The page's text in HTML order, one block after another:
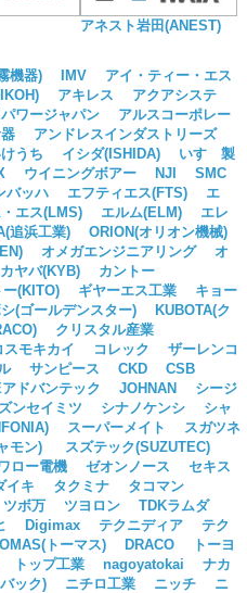
アネスト岩田(ANEST)
機器) IMV
アイ・ティー・エス
アキレス
アクアシステ
ワージャパン
アルスコーポレー
アンドレスインダストリーズ
うち イシダ(ISHIDA)
いすゞ製
ウイニングボアー NJI
SMC
バッハ エフティエス(FTS)
エ
エス(LMS) エルム(ELM)
エレ
追浜工業)
ORION(オリオン機械)
オメガエンジニアリング
オ
カヤバ(KYB)
カントー
ー(KITO) ギヤーエス工業
キョー
(ゴールデンスター)
KUBOTA(ク
クリスタル産業
スモキカイ コレック
ザーレンコ
サンピース CKD
CSB
ドバンテック JOHNAN
シージ
ンセイミツ シナノケンシ
シャ
スーパーメイト
スガツネ
モン)
スズテック(SUZUTEC)
ロー電機 ゼオンノース
セキス
イキ タクミナ
タコマン
ツボ万 ツヨロン
TDKラムダ
Digimax テクニディア
テク
トーマス) DRACO
トーヨ
トップ工業 nagoyatokai
ナカ
ック) ニチロ工業 ニッチ
ニ